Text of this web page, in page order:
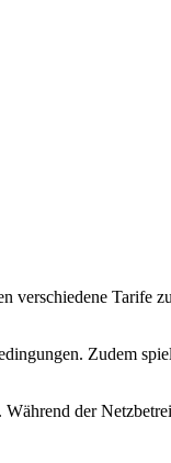
Tarife
Zudem
der